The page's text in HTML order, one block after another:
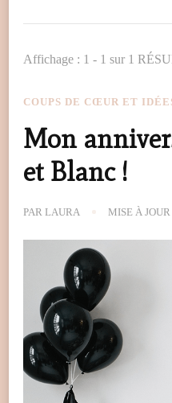
Affichage : 1 - 1 sur 1
COUPS DE CŒUR ET
Mon
et Blanc !
PAR LAURA MISE À